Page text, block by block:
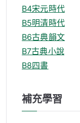
B4宋元時代
B5明清時代
B6古典韻文
B7古典小說
B8四書
補充學習